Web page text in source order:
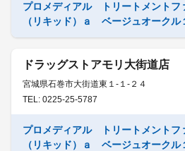
プロメディアル トリートメントフ
（リキッド）ａ ベージュオークル
ドラッグストアモリ大街道店
宮城県石巻市大街道東１-１-２４
TEL: 0225-25-5787
プロメディアル トリートメントフ
（リキッド）ａ ベージュオークル